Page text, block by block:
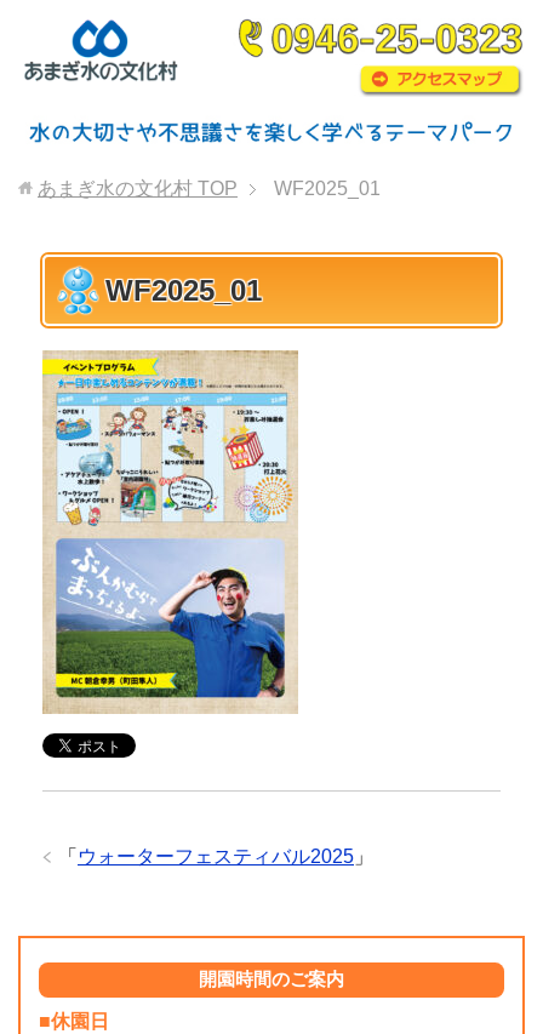
あまぎ水の文化村 TOP WF2025_01
WF2025_01
「 ウォーターフェスティバル2025 」
開園時間のご案内
■休園日